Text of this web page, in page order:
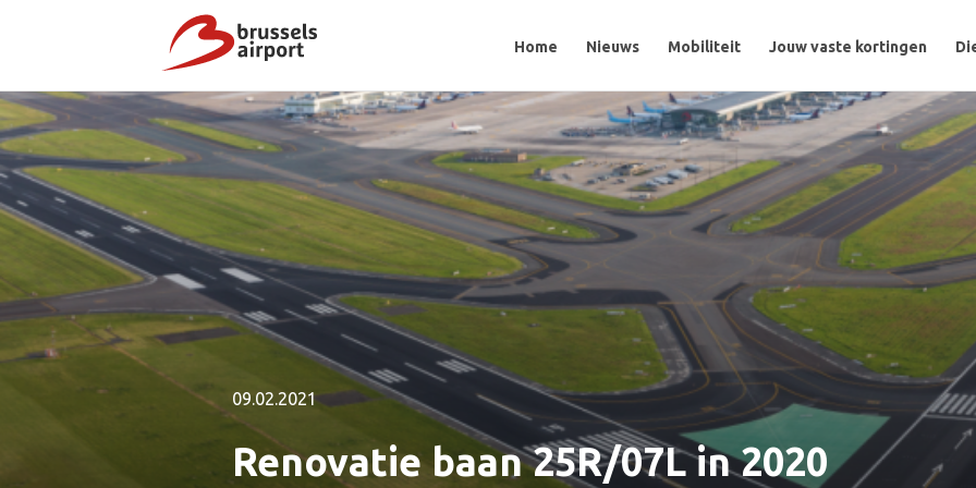
Home Nieuws Mobiliteit Jouw vaste kortingen
09.02.2021
Renovatie baan 25R/07L in 2020
Home Nieuws Mobiliteit Jouw vaste kortingen